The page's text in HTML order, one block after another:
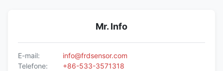
Mr. Info
E-mail:
info@frdsensor.com
Telefone:
+86-533-3571318